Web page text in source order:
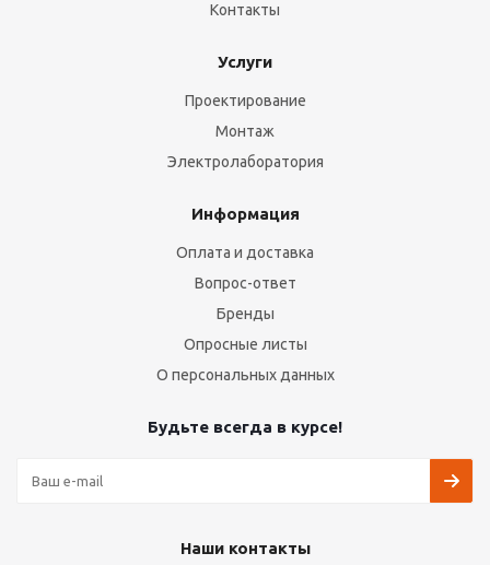
Контакты
Услуги
Проектирование
Монтаж
Электролаборатория
Информация
Оплата и доставка
Вопрос-ответ
Бренды
Опросные листы
О персональных данных
Будьте всегда в курсе!
Наши контакты